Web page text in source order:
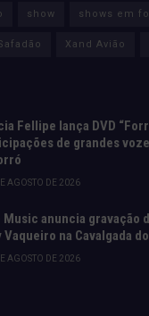
show shows em
Xand Avião
Fellipe lança DVD
de grandes
AGOSTO DE 2026
Music anuncia gravação
Vaqueiro na Cavalgada
AGOSTO DE 2026